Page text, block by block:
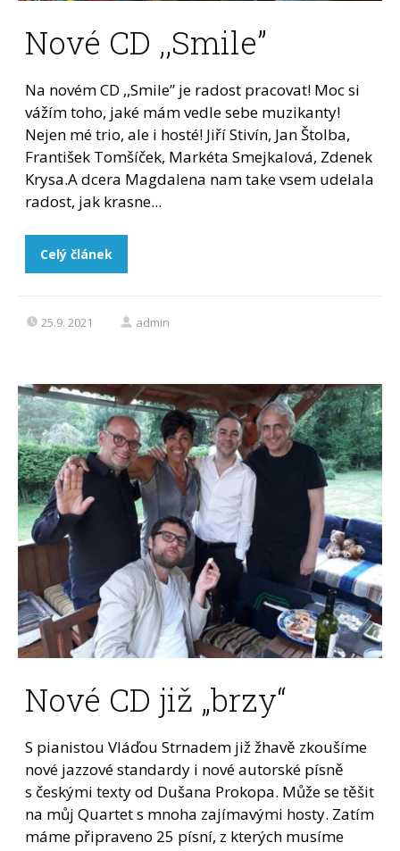
Nové CD ,,Smile”
Na novém CD ,,Smile” je radost pracovat! Moc si
vážím toho, jaké mám vedle sebe muzikanty!
Nejen mé trio, ale i hosté! Jiří Stivín, Jan Štolba,
František Tomšíček, Markéta Smejkalová, Zdenek
Krysa.A dcera Magdalena nam take vsem udelala
radost, jak krasne...
Celý článek
25.9. 2021 admin
Nové CD již „brzy“
S pianistou Vláďou Strnadem již žhavě zkoušíme
nové jazzové standardy i nové autorské písně
s českými texty od Dušana Prokopa. Může se těšit
na můj Quartet s mnoha zajímavými hosty. Zatím
máme připraveno 25 písní, z kterých musíme